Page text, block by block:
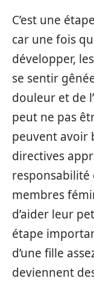
C’est une
car une fois
développer,
se sentir
douleur et de
peut ne pas
peuvent avoir
directives
responsabilité
membres
d’aider leur
étape
d’une fille
deviennent